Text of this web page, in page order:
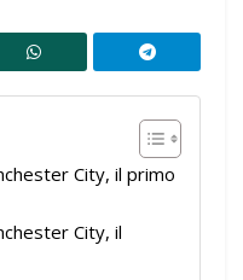
City, il primo
City, il